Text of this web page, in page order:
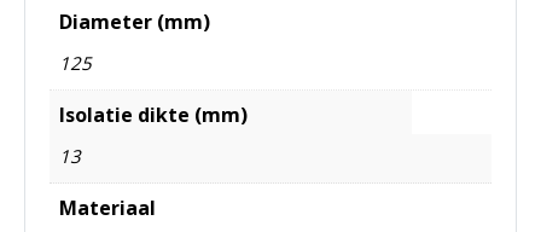
Diameter (mm)
125
Isolatie dikte (mm)
13
Materiaal